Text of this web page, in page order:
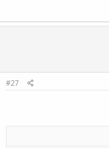
#27